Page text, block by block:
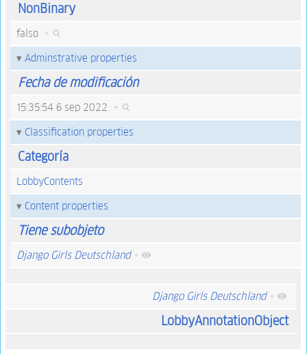
NonBinary
falso +
Adminstrative properties
Fecha de modificación
15:35:54 6 sep 2022 +
Classification properties
Categoría
LobbyContents
Content properties
Tiene subobjeto
Django Girls Deutschland +
Django Girls Deutschland +
LobbyAnnotationObject